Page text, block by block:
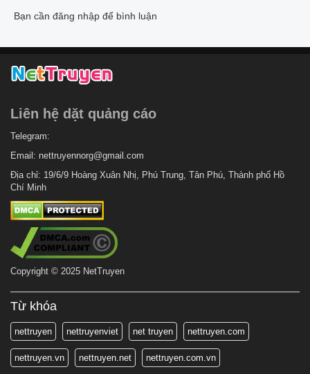
Bạn cần đăng nhập để bình luận
Liên hệ dặt quảng cáo
Telegram:
Email: nettruyennorg@gmail.com
Địa chỉ: 19/6/9 Hoàng Xuân Nhị, Phú Trung, Tân Phú, Thành phố Hồ
Chí Minh
Copyright © 2025 NetTruyen
Từ khóa
nettruyen nettruyenviet net truyen nettruyen.com
nettruyen.vn nettruyen.net nettruyen.com.vn